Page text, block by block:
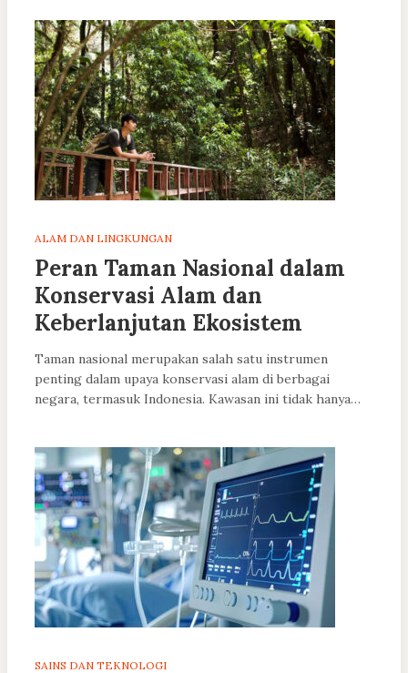
ALAM DAN LINGKUNGAN
Peran Taman Nasional dalam
Konservasi Alam dan
Keberlanjutan Ekosistem
Taman nasional merupakan salah satu instrumen
penting dalam upaya konservasi alam di berbagai
negara, termasuk Indonesia. Kawasan ini tidak hanya…
SAINS DAN TEKNOLOGI